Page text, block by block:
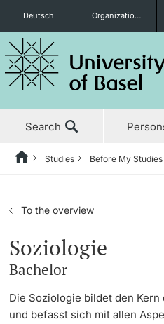
Prospective
Further information
Deutsch Organizational units
Search
News & Events
Studies
Studies
Before My Studies
Degree Programs
Application & Admission
Research
Teaching
HomeBackStudies Before My Studies
To the overview
Soziologie
Bachelor
Die Soziologie bildet den
und befasst sich mit allen